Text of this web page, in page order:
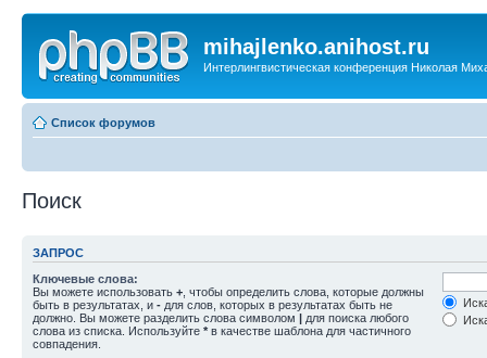
mihajlenko.anihost.ru
Интерлингвистическая конференция Николая
Список форумов
Поиск
ЗАПРОС
Ключевые слова:
Вы можете использовать + , чтобы определить слова, которые должны
быть в результатах, и - для слов, которых в результатах быть не
должно. Вы можете разделить слова символом | для поиска любого
слова из списка. Используйте * в качестве шаблона для частичного
совпадения.